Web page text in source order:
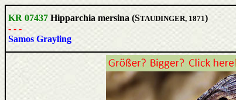
KR 07437 Hipparchia mersina (STAUDINGER, 1871)
- - -
Samos Grayling